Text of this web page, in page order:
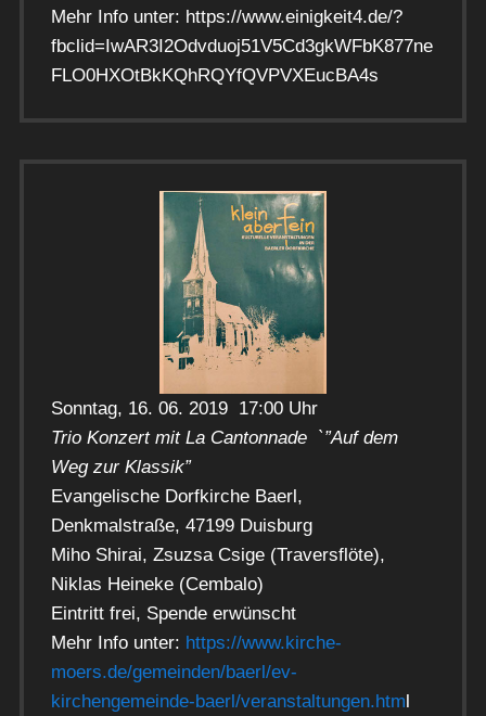
Mehr Info unter: https://www.einigkeit4.de/?
fbclid=IwAR3I2Odvduoj51V5Cd3gkWFbK877ne
FLO0HXOtBkKQhRQYfQVPVXEucBA4s
Sonntag, 16. 06. 2019 17:00 Uhr
Trio Konzert mit La Cantonnade `”Auf dem
Weg zur Klassik”
Evangelische Dorfkirche Baerl,
Denkmalstraße, 47199 Duisburg
Miho Shirai, Zsuzsa Csige (Traversflöte),
Niklas Heineke (Cembalo)
Eintritt frei, Spende erwünscht
Mehr Info unter: https://www.kirche-
moers.de/gemeinden/baerl/ev-
kirchengemeinde-baerl/veranstaltungen.html